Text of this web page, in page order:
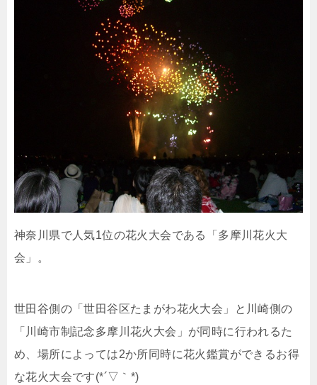
神奈川県で人気1位の花火大会である「多摩川花火大
会」。
世田谷側の「世田谷区たまがわ花火大会」と川崎側の
「川崎市制記念多摩川花火大会」が同時に行われるた
め、場所によっては2か所同時に花火鑑賞ができるお得
な花火大会です(*´▽｀*)